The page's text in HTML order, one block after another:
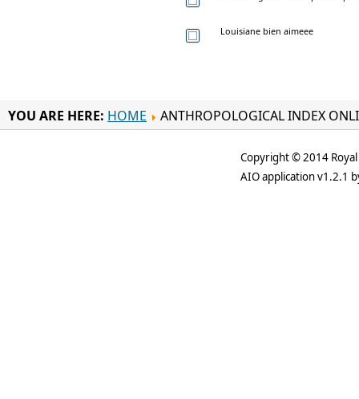
Louisiane bien aimeee
YOU ARE HERE: HOME ANTHROPOLOGICAL INDEX
Copyright © 2014
AIO application v1.2.1